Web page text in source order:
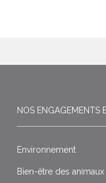
NOS ENGAGEMENTS
Environnement
Bien-être des animaux